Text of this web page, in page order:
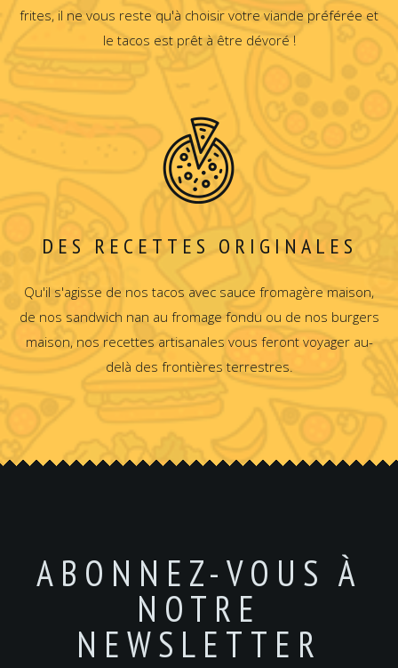
frites, il ne vous reste qu'à choisir votre viande préférée et
le tacos est prêt à être dévoré !
DES RECETTES ORIGINALES
Qu'il s'agisse de nos tacos avec sauce fromagère maison,
de nos sandwich nan au fromage fondu ou de nos burgers
maison, nos recettes artisanales vous feront voyager au-
delà des frontières terrestres.
ABONNEZ-VOUS À
NOTRE
NEWSLETTER